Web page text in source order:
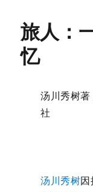
旅人：
忆
汤川秀树著
社
汤川秀树因